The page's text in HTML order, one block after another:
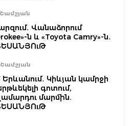
Շամշյան
Վանաձորում
ն և «Toyota Camry»-ն․
Շամշյան
Կիևյան կամրջի
գոտում,
մարմին.